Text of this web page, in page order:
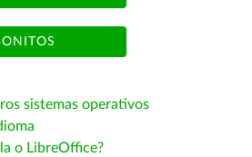
sistemas operativos
o LibreOffice?